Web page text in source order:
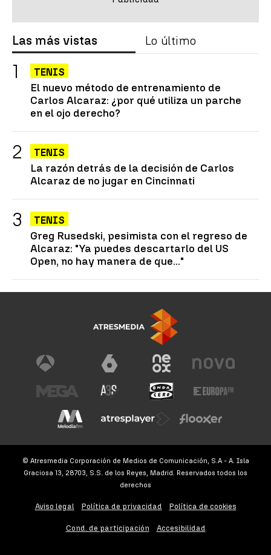
Las más vistas Lo último
TENIS
El nuevo método de entrenamiento de
Carlos Alcaraz: ¿por qué utiliza un parche
en el ojo derecho?
TENIS
La razón detrás de la decisión de Carlos
Alcaraz de no jugar en Cincinnati
TENIS
Greg Rusedski, pesimista con el regreso de
Alcaraz: "Ya puedes descartarlo del US
Open, no hay manera de que..."
© Atresmedia Corporación de Medios de Comunicación, S.A - A. Isla
Graciosa 13, 28703, S.S. de los Reyes, Madrid. Reservados todos los
derechos
Aviso legal Política de privacidad Política de cookies
Cond. de participación Accesibilidad